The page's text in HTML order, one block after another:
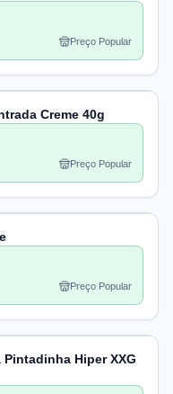
Preço Popular
Creme 40g
Preço Popular
Preço Popular
Hiper XXG